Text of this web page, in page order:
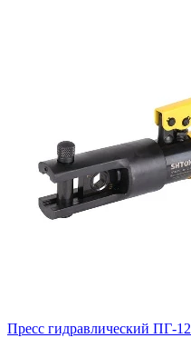
Пресс гидравлический ПГ-